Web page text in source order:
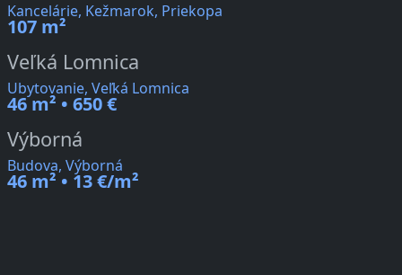
Kancelárie, Kežmarok, Priekopa
107 m²
Veľká Lomnica
Ubytovanie, Veľká Lomnica
46 m² • 650 €
Výborná
Budova, Výborná
46 m² • 13 €/m²